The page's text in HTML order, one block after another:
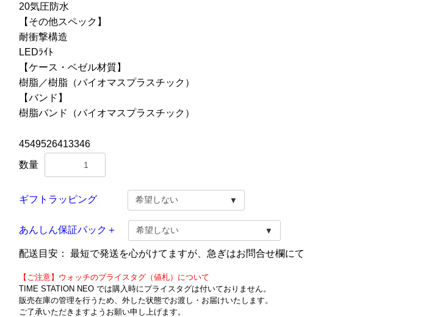
20気圧防水
【その他スペック】
耐衝撃構造
LEDﾗｲﾄ
【ケース・ベゼル材質】
樹脂／樹脂（バイオマスプラスチック）
【バンド】
樹脂バンド（バイオマスプラスチック）
4549526413346
数量
ギフトラッピング
あんしん保証パック＋
配送目安： 最短で発送を心がけてますが、急ぎはお問合せ欄にて
【ご注意】ウォッチのプライスタグ（値札）について
TIME STATION NEO では購入時にプライスタグは付いておりません。
販売在庫の管理を行うため、外した状態でお渡し・お届けいたします。
ご了承いただきますようお願い申し上げます。